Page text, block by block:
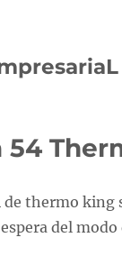
54
de thermo king
del modo